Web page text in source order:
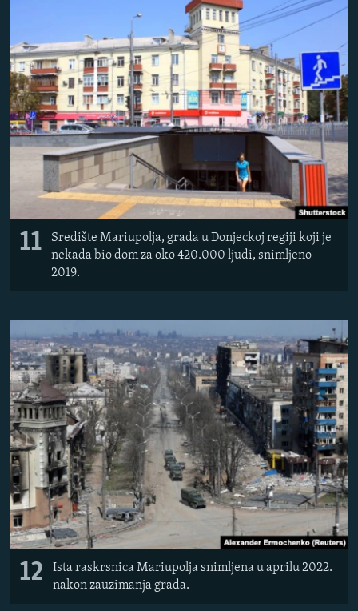
11
Središte Mariupolja, grada u Donjeckoj regiji koji je
nekada bio dom za oko 420.000 ljudi, snimljeno
2019.
12
Ista raskrsnica Mariupolja snimljena u aprilu 2022.
nakon zauzimanja grada.